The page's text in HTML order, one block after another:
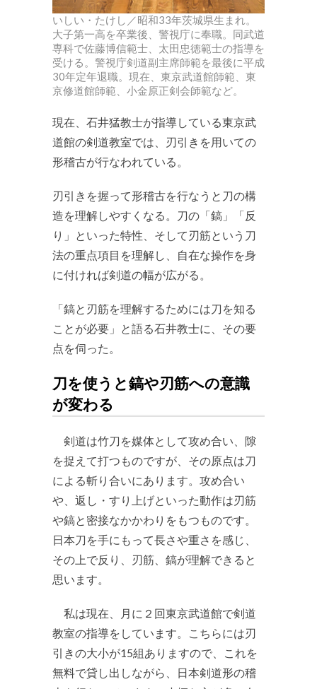
いしい・たけし／昭和33年茨城県生まれ。
大子第一高を卒業後、警視庁に奉職。同武道
専科で佐藤博信範士、太田忠徳範士の指導を
受ける。警視庁剣道副主席師範を最後に平成
30年定年退職。現在、東京武道館師範、東
京修道館師範、小金原正剣会師範など。
現在、石井猛教士が指導している東京武
道館の剣道教室では、刃引きを用いての
形稽古が行なわれている。
刃引きを握って形稽古を行なうと刀の構
造を理解しやすくなる。刀の「鎬」「反
り」といった特性、そして刃筋という刀
法の重点項目を理解し、自在な操作を身
に付ければ剣道の幅が広がる。
「鎬と刃筋を理解するためには刀を知る
ことが必要」と語る石井教士に、その要
点を伺った。
刀を使うと鎬や刃筋への意識
が変わる
剣道は竹刀を媒体として攻め合い、隙
を捉えて打つものですが、その原点は刀
による斬り合いにあります。攻め合い
や、返し・すり上げといった動作は刃筋
や鎬と密接なかかわりをもつものです。
日本刀を手にもって長さや重さを感じ、
その上で反り、刃筋、鎬が理解できると
思います。
私は現在、月に２回東京武道館で剣道
教室の指導をしています。こちらには刃
引きの大小が15組ありますので、これを
無料で貸し出しながら、日本剣道形の稽